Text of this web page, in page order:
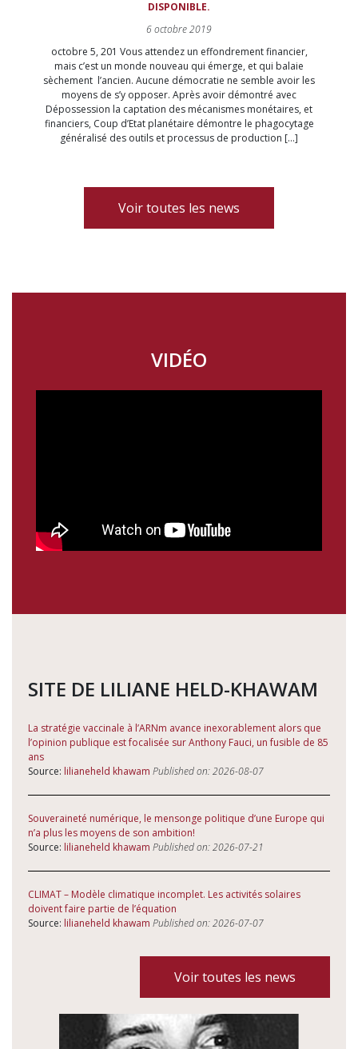
DISPONIBLE.
6 octobre 2019
octobre 5, 201 Vous attendez un effondrement financier,
mais c’est un monde nouveau qui émerge, et qui balaie
sèchement l’ancien. Aucune démocratie ne semble avoir les
moyens de s’y opposer. Après avoir démontré avec
Dépossession la captation des mécanismes monétaires, et
financiers, Coup d’Etat planétaire démontre le phagocytage
généralisé des outils et processus de production […]
Voir toutes les news
VIDÉO
SITE DE LILIANE HELD-KHAWAM
La stratégie vaccinale à l’ARNm avance inexorablement alors que
l’opinion publique est focalisée sur Anthony Fauci, un fusible de 85
ans
Source: lilianeheld khawam Published on: 2026-08-07
Souveraineté numérique, le mensonge politique d’une Europe qui
n’a plus les moyens de son ambition!
Source: lilianeheld khawam Published on: 2026-07-21
CLIMAT – Modèle climatique incomplet. Les activités solaires
doivent faire partie de l’équation
Source: lilianeheld khawam Published on: 2026-07-07
Voir toutes les news